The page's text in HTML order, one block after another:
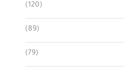
(120)
(89)
(79)